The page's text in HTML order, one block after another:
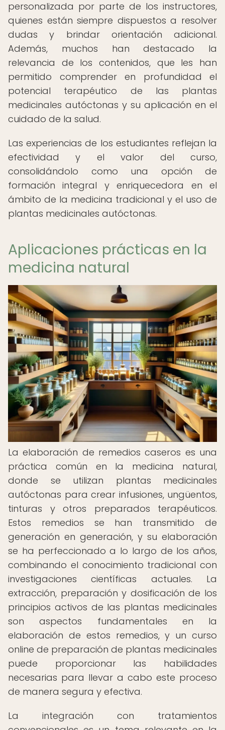
personalizada por parte de los instructores,
quienes están siempre dispuestos a resolver
dudas y brindar orientación adicional.
Además, muchos han destacado la
relevancia de los contenidos, que les han
permitido comprender en profundidad el
potencial terapéutico de las plantas
medicinales autóctonas y su aplicación en el
cuidado de la salud.
Las experiencias de los estudiantes reflejan la
efectividad y el valor del curso,
consolidándolo como una opción de
formación integral y enriquecedora en el
ámbito de la medicina tradicional y el uso de
plantas medicinales autóctonas.
Aplicaciones prácticas en la
medicina natural
La elaboración de remedios caseros es una
práctica común en la medicina natural,
donde se utilizan plantas medicinales
autóctonas para crear infusiones, ungüentos,
tinturas y otros preparados terapéuticos.
Estos remedios se han transmitido de
generación en generación, y su elaboración
se ha perfeccionado a lo largo de los años,
combinando el conocimiento tradicional con
investigaciones científicas actuales. La
extracción, preparación y dosificación de los
principios activos de las plantas medicinales
son aspectos fundamentales en la
elaboración de estos remedios, y un curso
online de preparación de plantas medicinales
puede proporcionar las habilidades
necesarias para llevar a cabo este proceso
de manera segura y efectiva.
La integración con tratamientos